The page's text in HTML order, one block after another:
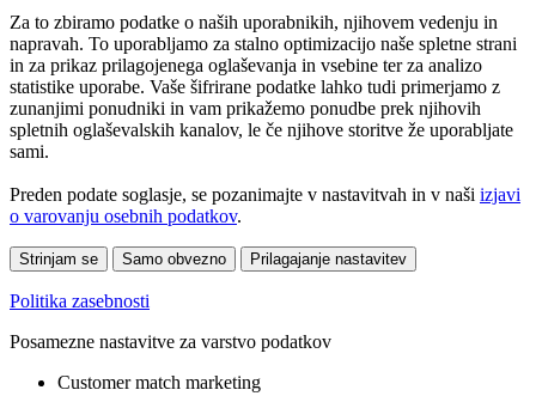
Za to zbiramo podatke o naših uporabnikih, njihovem vedenju in
napravah. To uporabljamo za stalno optimizacijo naše spletne strani
in za prikaz prilagojenega oglaševanja in vsebine ter za analizo
statistike uporabe. Vaše šifrirane podatke lahko tudi primerjamo z
zunanjimi ponudniki in vam prikažemo ponudbe prek njihovih
spletnih oglaševalskih kanalov, le če njihove storitve že uporabljate
sami.
Preden podate soglasje, se pozanimajte v nastavitvah in v naši izjavi
o varovanju osebnih podatkov.
Strinjam se Samo obvezno Prilagajanje nastavitev
Politika zasebnosti
Posamezne nastavitve za varstvo podatkov
Customer match marketing